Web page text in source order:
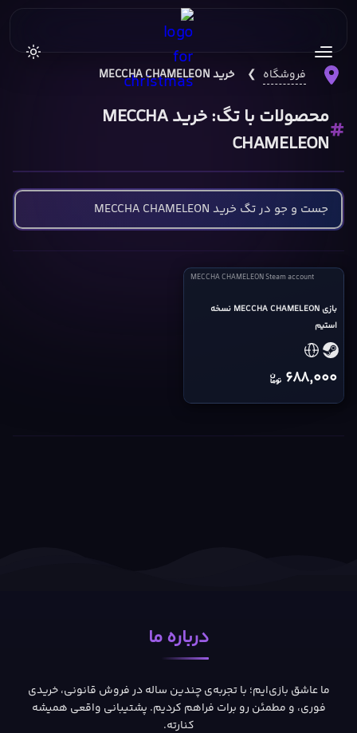
فروشگاه ❯ خرید MECCHA CHAMELEON
محصولات با تگ: خرید MECCHA
CHAMELEON
MECCHA
Steam
account
cover
MECCHA CHAMELEON Steam account
بازی MECCHA CHAMELEON نسخه
استیم
688,000
درباره ما
ما عاشق بازی‌ایم؛ با تجربه‌ی چندین ساله در فروش قانونی، خریدی
فوری، و مطمئن رو برات فراهم کردیم. پشتیبانی واقعی همیشه
کنارته.